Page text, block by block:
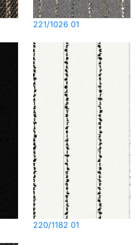
221/1026 01
220/1182 01